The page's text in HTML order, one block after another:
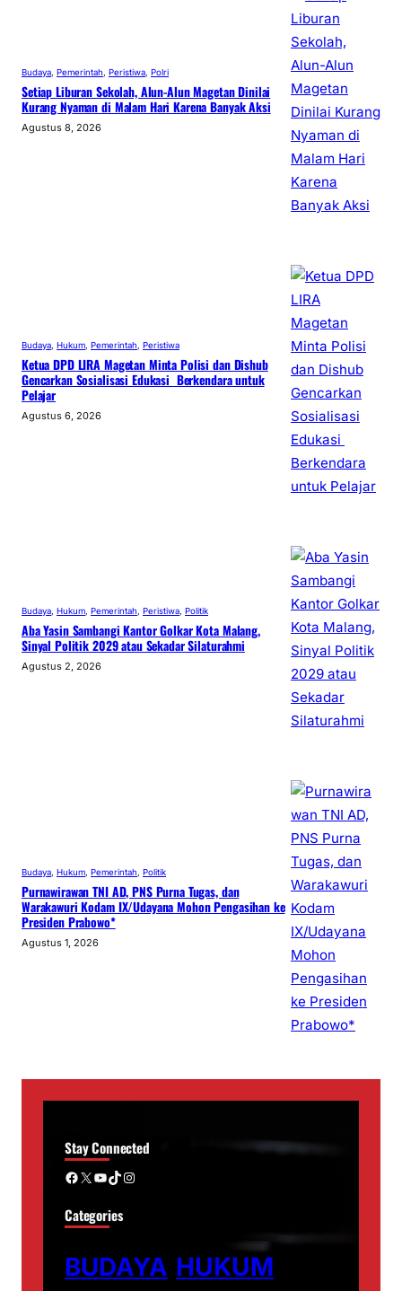
Budaya Pemerintah Peristiwa Polri
Setiap Liburan Sekolah, Alun-Alun Magetan Dinilai
Kurang Nyaman di Malam Hari Karena Banyak Aksi
Agustus 8, 2026
Budaya Hukum Pemerintah Peristiwa
Ketua DPD LIRA Magetan Minta Polisi dan Dishub
Gencarkan Sosialisasi Edukasi Berkendara untuk
Pelajar
Agustus 6, 2026
Budaya Hukum Pemerintah Peristiwa Politik
Aba Yasin Sambangi Kantor Golkar Kota Malang,
Sinyal Politik 2029 atau Sekadar Silaturahmi
Agustus 2, 2026
Budaya Hukum Pemerintah Politik
Purnawirawan TNI AD, PNS Purna Tugas, dan
Warakawuri Kodam IX/Udayana Mohon Pengasihan ke
Presiden Prabowo*
Agustus 1, 2026
Stay Connected
Facebook X YouTube TikTok Instagram
Categories
BUDAYA HUKUM